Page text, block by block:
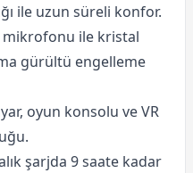
ile uzun süreli konfor.
mikrofonu ile kristal
gürültü engelleme
oyun konsolu ve VR
şarjda 9 saate kadar